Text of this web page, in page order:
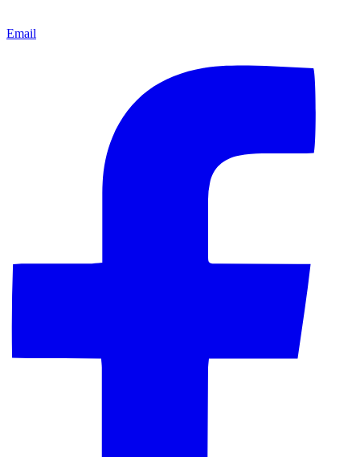
Email